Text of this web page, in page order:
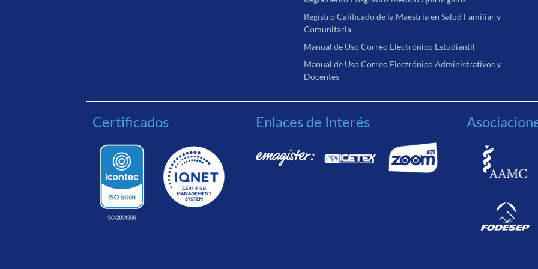
Registro Calificado de la Maestría en Salud Familiar y
Comunitaria
Manual de Uso Correo Electrónico Estudiantil
Manual de Uso Correo Electrónico Administrativos y
Docentes
Certificados Enlaces de Interés